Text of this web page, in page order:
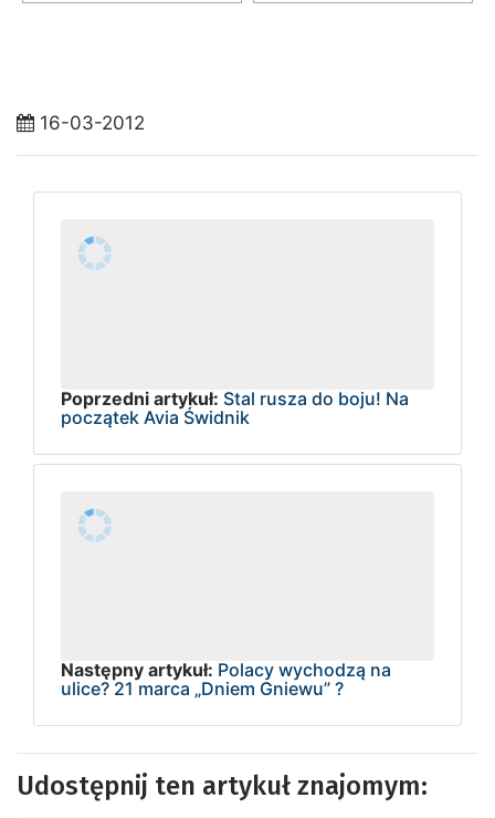
16-03-2012
Poprzedni artykuł: Stal rusza do boju! Na
początek Avia Świdnik
Następny artykuł: Polacy wychodzą na
ulice? 21 marca „Dniem Gniewu” ?
Udostępnij ten artykuł znajomym: